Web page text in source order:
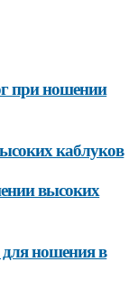
при ношении
каблуков
высоких
ношения в